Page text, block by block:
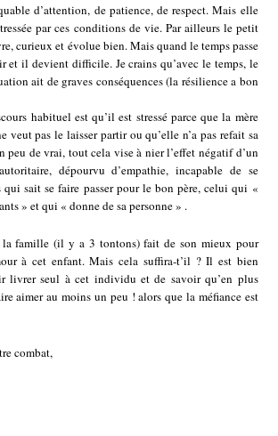
d’attention, de patience, de respect. Mais elle
par ces conditions de vie. Par ailleurs le petit
curieux et évolue bien. Mais quand le temps passe
et il devient difficile. Je crains qu’avec le temps, le
ait de graves conséquences (la résilience a bon
habituel est qu’il est stressé parce que la mère
veut pas le laisser partir ou qu’elle n’a pas refait sa
de vrai, tout cela vise à nier l’effet négatif d’un
dépourvu d’empathie, incapable de se
qui sait se faire passer pour le bon père, celui qui «
» et qui « donne de sa personne » .
la famille (il y a 3 tontons) fait de son mieux pour
à cet enfant. Mais cela suffira-t’il ? Il est bien
livrer seul à cet individu et de savoir qu’en plus
aimer au moins un peu ! alors que la méfiance est
combat,